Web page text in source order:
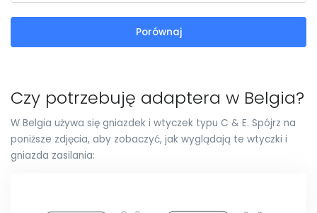
Porównaj
Czy potrzebuję adaptera w Belgia?
W Belgia używa się gniazdek i wtyczek typu C & E. Spójrz na
poniższe zdjęcia, aby zobaczyć, jak wyglądają te wtyczki i
gniazda zasilania: